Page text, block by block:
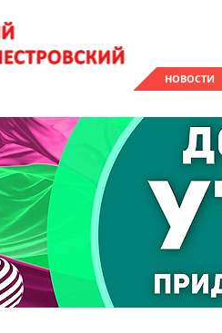
НОВОСТИ